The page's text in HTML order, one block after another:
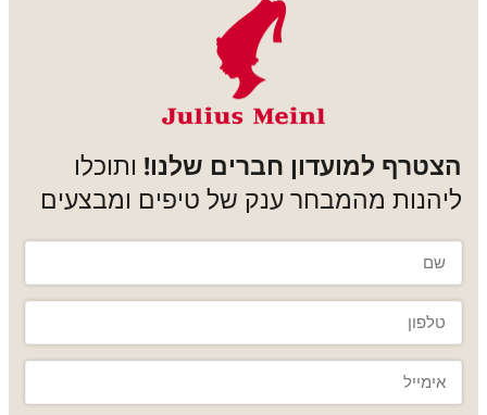
למועדון חברים שלנו!ותוכלו
מהמבחר ענק של טיפים ומבצעים